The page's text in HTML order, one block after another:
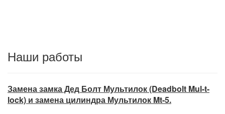
Наши работы
Замена замка Дед Болт Мультилок (Deadbolt Mul-t-
lock) и замена цилиндра Мультилок Mt-5.